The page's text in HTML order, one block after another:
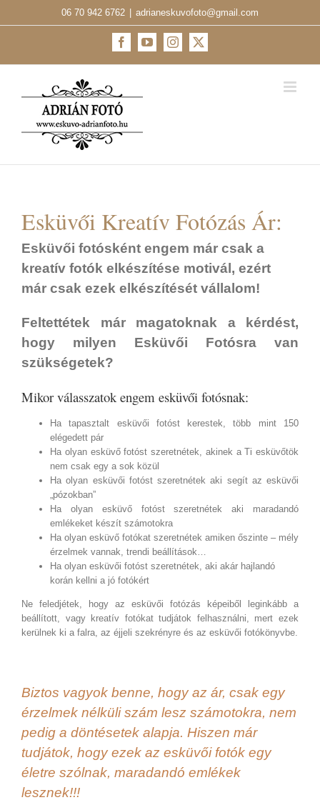
06 70 942 6762 adrianeskuvofoto@gmail.com
FacebookYouTubeInstagram
X
Esküvői Kreatív Fotózás Ár:
Esküvői fotósként engem már csak a
kreatív fotók elkészítése motivál, ezért
már csak ezek elkészítését vállalom!
Feltettétek már magatoknak a kérdést,
hogy milyen Esküvői Fotósra van
szükségetek?
Mikor válasszatok engem esküvői fotósnak:
Ha tapasztalt esküvői fotóst kerestek, több mint 150
elégedett pár
Ha olyan esküvő fotóst szeretnétek, akinek a Ti esküvőtök
nem csak egy a sok közül
Ha olyan esküvői fotóst szeretnétek aki segít az esküvői
„pózokban”
Ha olyan esküvő fotóst szeretnétek aki maradandó
emlékeket készít számotokra
Ha olyan esküvő fotókat szeretnétek amiken őszinte – mély
érzelmek vannak, trendi beállítások…
Ha olyan esküvői fotóst szeretnétek, aki akár hajlandó
korán kellni a jó fotókért
Ne feledjétek, hogy az esküvői fotózás képeiből leginkább a
beállított, vagy kreatív fotókat tudjátok felhasználni, mert ezek
kerülnek ki a falra, az éjjeli szekrényre és az esküvői fotókönyvbe.
Biztos vagyok benne, hogy az ár, csak egy
érzelmek nélküli szám lesz számotokra, nem
pedig a döntésetek alapja. Hiszen már
tudjátok, hogy ezek az esküvői fotók egy
életre szólnak, maradandó emlékek
lesznek!!!